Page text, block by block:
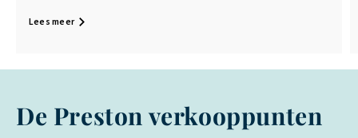
Lees meer
De Preston verkooppunten